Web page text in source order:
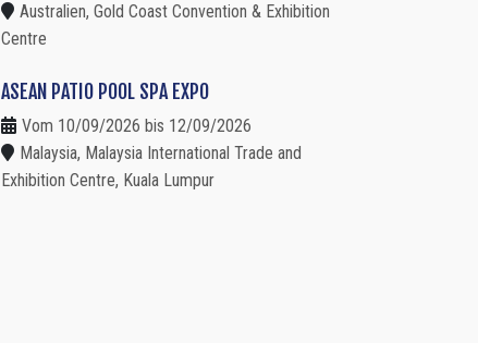
Australien, Gold Coast Convention & Exhibition
Centre
ASEAN PATIO POOL SPA EXPO
Vom 10/09/2026 bis 12/09/2026
Malaysia, Malaysia International Trade and
Exhibition Centre, Kuala Lumpur